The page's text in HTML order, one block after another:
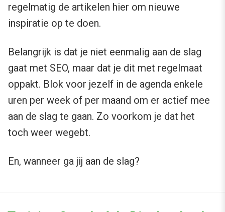
regelmatig de artikelen hier om nieuwe
inspiratie op te doen.
Belangrijk is dat je niet eenmalig aan de slag
gaat met SEO, maar dat je dit met regelmaat
oppakt. Blok voor jezelf in de agenda enkele
uren per week of per maand om er actief mee
aan de slag te gaan. Zo voorkom je dat het
toch weer wegebt.
En, wanneer ga jij aan de slag?